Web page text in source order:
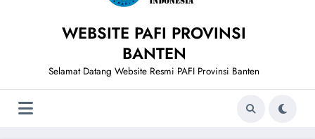
WEBSITE PAFI PROVINSI
BANTEN
Selamat Datang Website Resmi PAFI Provinsi Banten